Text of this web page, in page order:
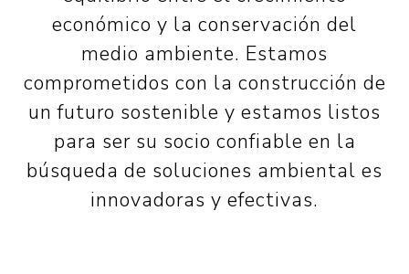
económico y la conservación del
medio ambiente. Estamos
comprometidos con la construcción de
un futuro sostenible y estamos listos
para ser su socio confiable en la
búsqueda de soluciones ambiental es
innovadoras y efectivas.